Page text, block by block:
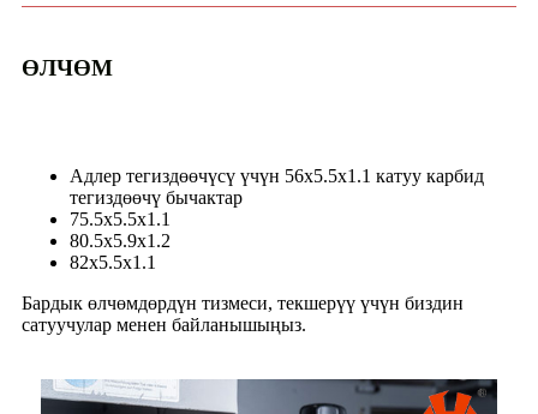
ӨЛЧӨМ
Адлер тегиздөөчүсү үчүн 56x5.5x1.1 катуу карбид
тегиздөөчү бычактар
75.5x5.5x1.1
80.5x5.9x1.2
82x5.5x1.1
Бардык өлчөмдөрдүн тизмеси, текшерүү үчүн биздин
сатуучулар менен байланышыңыз.